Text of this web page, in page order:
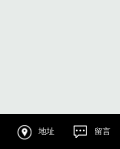
地址 留言